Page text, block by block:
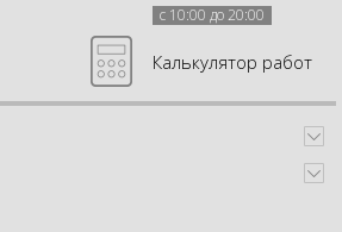
с 10:00 до 20:00
Калькулятор работ